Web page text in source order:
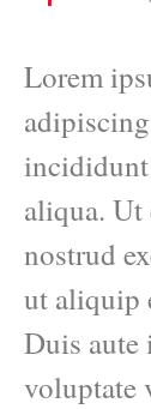
Lorem
incididunt
aliqua.
nostrud
ut aliquip
Duis aute
voluptate